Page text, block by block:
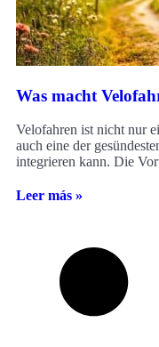
Was macht
Velofahren ist nicht nur
auch eine der
integrieren kann. Die
Leer más »